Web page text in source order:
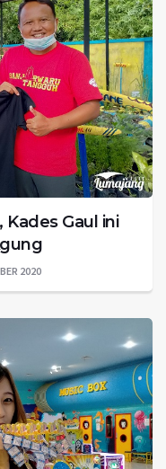
Gaul ini
2020